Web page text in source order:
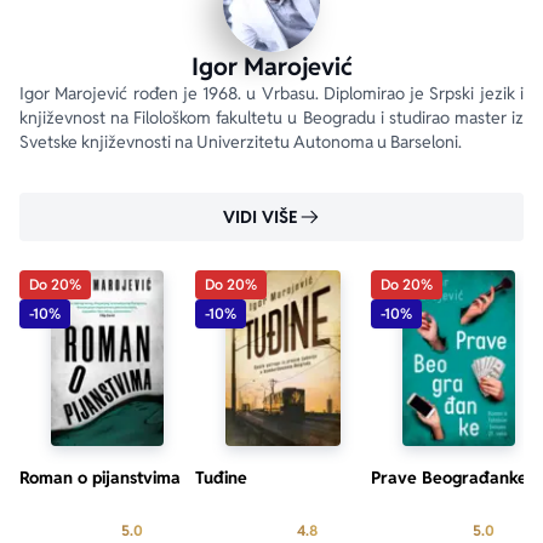
Igor Marojević
Igor Marojević rođen je 1968. u Vrbasu. Diplomirao je Srpski jezik i
književnost na Filološkom fakultetu u Beogradu i studirao master iz
Svetske književnosti na Univerzitetu Autonoma u Barseloni.
VIDI VIŠE
Do 20%
-10%
Roman o pijanstvima
5.0 Prosecna ocena je 5.0 od 5
Do 20%
-10%
Tuđine
4.8Prosecna ocena je 4.8 od 5
Do 20%
-10%
Prave Beograđanke
5.0